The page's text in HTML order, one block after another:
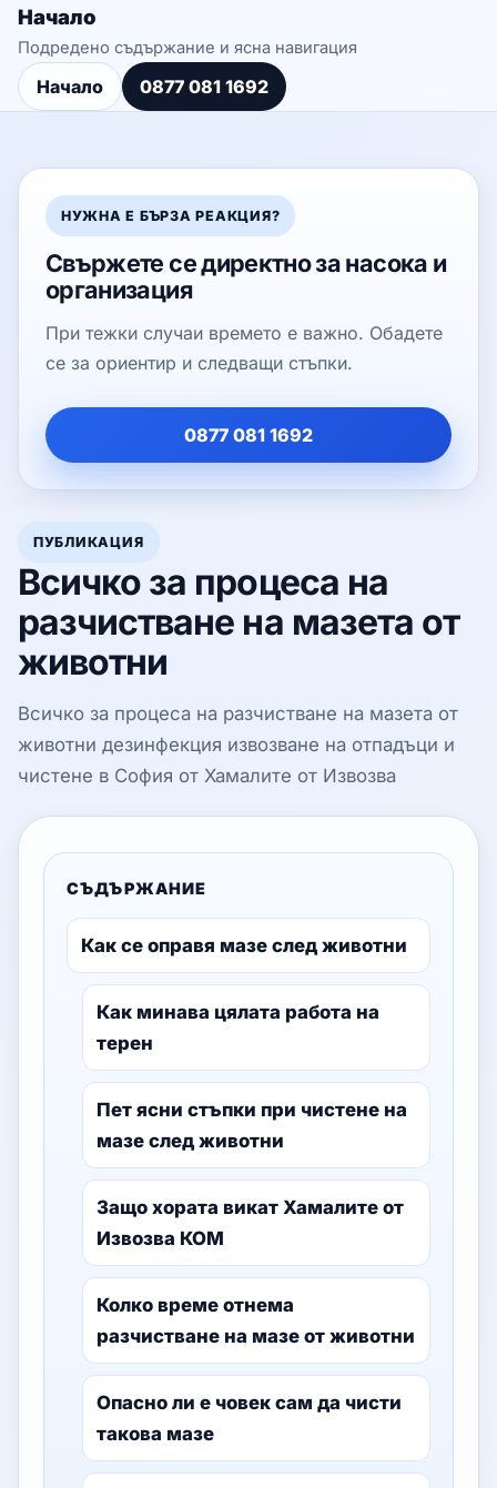
Начало
Подредено съдържание и ясна навигация
Начало 0877 081 1692
ПУБЛИКАЦИЯ
Всичко за процеса на
разчистване на мазета от
животни
Всичко за процеса на разчистване на мазета от
животни дезинфекция извозване на отпадъци и
чистене в София от Хамалите от Извозва
СЪДЪРЖАНИЕ
Как се оправя мазе след животни
Как минава цялата работа на
терен
Пет ясни стъпки при чистене на
мазе след животни
Защо хората викат Хамалите от
Извозва КОМ
Колко време отнема
разчистване на мазе от животни
Опасно ли е човек сам да чисти
такова мазе
НУЖНА Е БЪРЗА РЕАКЦИЯ?
Свържете се директно за насока и
организация
При тежки случаи времето е важно. Обадете
се за ориентир и следващи стъпки.
0877 081 1692